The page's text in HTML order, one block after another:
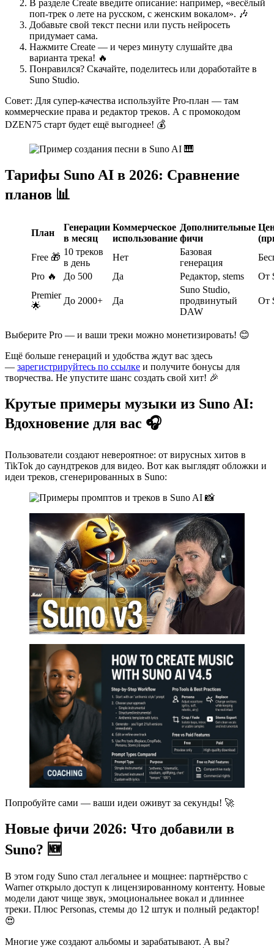
В разделе Create введите описание: например, «весёлый
поп-трек о лете на русском, с женским вокалом». 🎶
Добавьте свой текст песни или пусть нейросеть
придумает сама.
Нажмите Create — и через минуту слушайте два
варианта трека! 🔥
Понравился? Скачайте, поделитесь или доработайте в
Suno Studio.
Совет: Для супер-качества используйте Pro-план — там
коммерческие права и редактор треков. А с промокодом
DZEN75 старт будет ещё выгоднее! 💰
Тарифы Suno AI в 2026: Сравнение
планов 📊
План
Генерации
в месяц
Коммерческое
использование
Дополнительные
фичи
Free 🎁
10 треков
в день
Нет
Базовая
генерация
Pro 🔥
До 500 Да Редактор, stems
От
Premier
🌟
До 2000+ Да
Suno Studio,
продвинутый
DAW
От
Выберите Pro — и ваши треки можно монетизировать! 😊
Ещё больше генераций и удобства ждут вас здесь
— зарегистрируйтесь по ссылке и получите бонусы для
творчества. Не упустите шанс создать свой хит! 🎉
Крутые примеры музыки из Suno AI:
Вдохновение для вас 🎧
Пользователи создают невероятное: от вирусных хитов в
TikTok до саундтреков для видео. Вот как выглядят обложки и
идеи треков, сгенерированных в Suno:
Попробуйте сами — ваши идеи оживут за секунды! 🚀
Новые фичи 2026: Что добавили в
Suno? 🆕
В этом году Suno стал легальнее и мощнее: партнёрство с
Warner открыло доступ к лицензированному контенту. Новые
модели дают чище звук, эмоциональнее вокал и длиннее
треки. Плюс Personas, стемы до 12 штук и полный редактор!
😍
Многие уже создают альбомы и зарабатывают. А вы?